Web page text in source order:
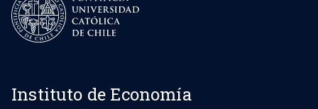
Instituto de Economía